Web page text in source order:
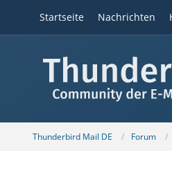
Startseite Nachrichten
Thunderbird Mail DE Forum